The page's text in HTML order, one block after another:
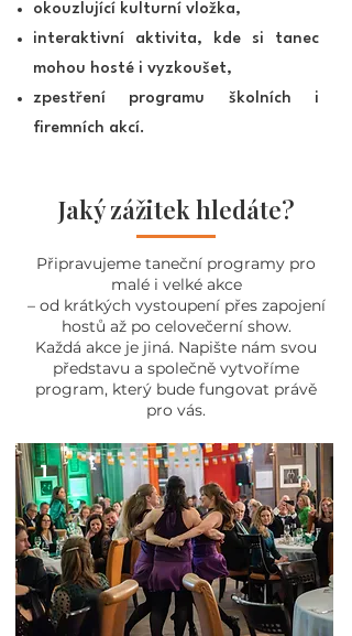
okouzlující kulturní vložka,
interaktivní aktivita, kde si tanec
mohou hosté i vyzkoušet,
zpestření programu školních i
firemních akcí.
Jaký zážitek hledáte?
Připravujeme taneční programy pro
malé i velké akce
– od krátkých vystoupení přes zapojení
hostů až po celovečerní show.
Každá akce je jiná. Napište nám svou
představu a společně vytvoříme
program, který bude fungovat právě
pro vás.
1